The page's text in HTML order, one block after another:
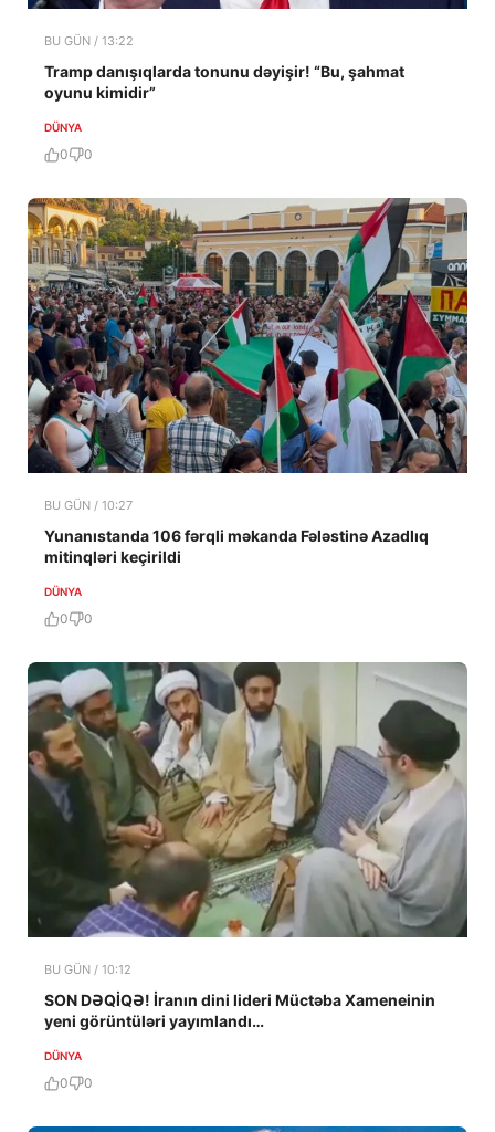
BU GÜN / 13:22
Tramp danışıqlarda tonunu dəyişir! “Bu, şahmat
oyunu kimidir”
DÜNYA
0 0
BU GÜN / 10:27
Yunanıstanda 106 fərqli məkanda Fələstinə Azadlıq
mitinqləri keçirildi
DÜNYA
0 0
BU GÜN / 10:12
SON DƏQİQƏ! İranın dini lideri Müctəba Xameneinin
yeni görüntüləri yayımlandı…
DÜNYA
0 0